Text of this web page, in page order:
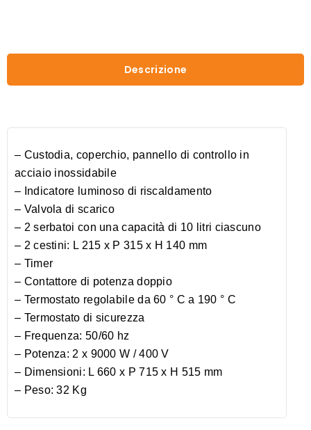
Descrizione
– Custodia, coperchio, pannello di controllo in
acciaio inossidabile
– Indicatore luminoso di riscaldamento
– Valvola di scarico
– 2 serbatoi con una capacità di 10 litri ciascuno
– 2 cestini: L 215 x P 315 x H 140 mm
– Timer
– Contattore di potenza doppio
– Termostato regolabile da 60 ° C a 190 ° C
– Termostato di sicurezza
– Frequenza: 50/60 hz
– Potenza: 2 x 9000 W / 400 V
– Dimensioni: L 660 x P 715 x H 515 mm
– Peso: 32 Kg